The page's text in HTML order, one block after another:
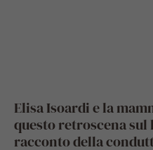
Elisa Isoardi e la
questo retroscena
racconto della